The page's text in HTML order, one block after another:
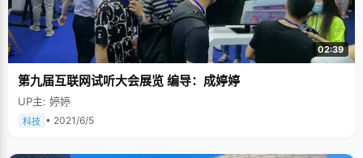
02:39
第九届互联网试听大会展览 编导：成婷婷
UP主: 婷婷
科技 • 2021/6/5